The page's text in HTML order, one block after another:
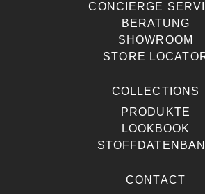
CONCIERGE
BERATUNG
SHOWROOM
STORE
COLLECTIONS
PRODUKTE
LOOKBOOK
CONTACT